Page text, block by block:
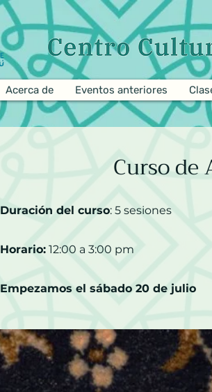
Acerca de Eventos anteriores
Curso de
Duración del curso: 5 sesiones
Horario: 12:00 a 3:00 pm
Empezamos el sábado 20 de julio